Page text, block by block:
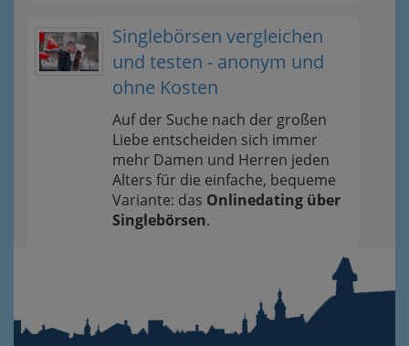
Singlebörsen vergleichen
und testen - anonym und
ohne Kosten
Auf der Suche nach der großen
Liebe entscheiden sich immer
mehr Damen und Herren jeden
Alters für die einfache, bequeme
Variante: das Onlinedating über
Singlebörsen.